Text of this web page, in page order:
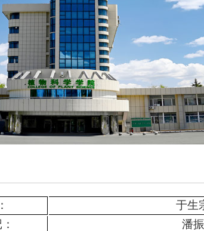
于生
潘振